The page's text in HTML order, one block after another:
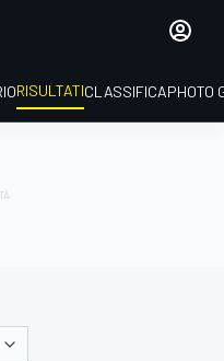
RISULTATICLASSIFICAPHOTO